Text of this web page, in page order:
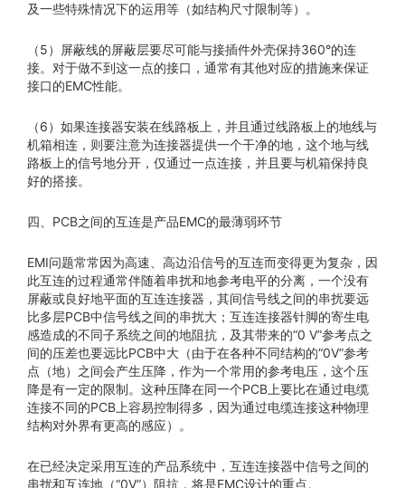
及一些特殊情况下的运用等（如结构尺寸限制等）。
（5）屏蔽线的屏蔽层要尽可能与接插件外壳保持360°的连
接。对于做不到这一点的接口，通常有其他对应的措施来保证
接口的EMC性能。
（6）如果连接器安装在线路板上，并且通过线路板上的地线与
机箱相连，则要注意为连接器提供一个干净的地，这个地与线
路板上的信号地分开，仅通过一点连接，并且要与机箱保持良
好的搭接。
四、PCB之间的互连是产品EMC的最薄弱环节
EMI问题常常因为高速、高边沿信号的互连而变得更为复杂，因
此互连的过程通常伴随着串扰和地参考电平的分离，一个没有
屏蔽或良好地平面的互连连接器，其间信号线之间的串扰要远
比多层PCB中信号线之间的串扰大；互连连接器针脚的寄生电
感造成的不同子系统之间的地阻抗，及其带来的“0 V”参考点之
间的压差也要远比PCB中大（由于在各种不同结构的“0V”参考
点（地）之间会产生压降，作为一个常用的参考电压，这个压
降是有一定的限制。这种压降在同一个PCB上要比在通过电缆
连接不同的PCB上容易控制得多，因为通过电缆连接这种物理
结构对外界有更高的感应）。
在已经决定采用互连的产品系统中，互连连接器中信号之间的
串扰和互连地（“0V”）阻抗，将是EMC设计的重点。